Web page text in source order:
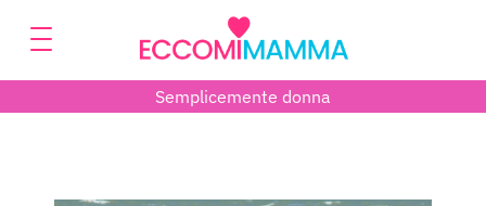
Semplicemente donna